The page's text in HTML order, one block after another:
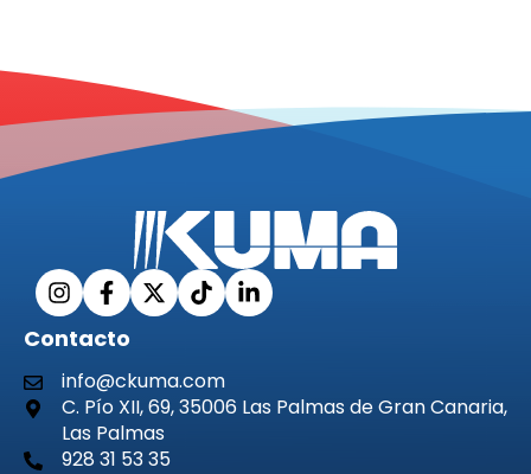
Contacto
info@ckuma.com
C. Pío XII, 69, 35006 Las Palmas de Gran Canaria,
Las Palmas
928 31 53 35